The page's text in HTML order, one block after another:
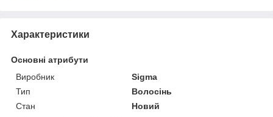
Характеристики
Основні атрибути
Виробник
Sigma
Тип
Волосінь
Стан
Новий